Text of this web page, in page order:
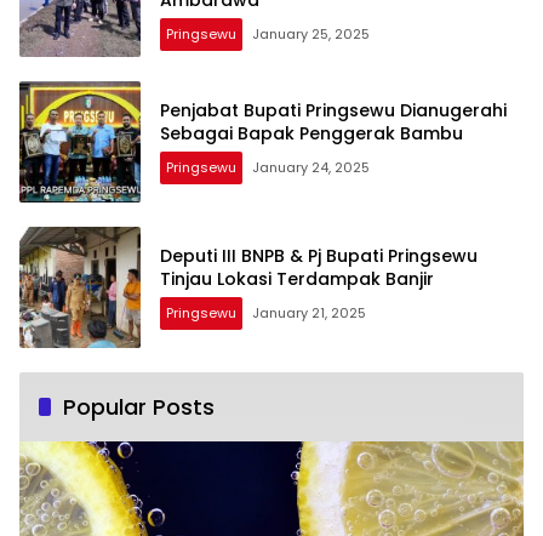
Pringsewu January 25, 2025
Penjabat Bupati Pringsewu Dianugerahi
Sebagai Bapak Penggerak Bambu
Pringsewu January 24, 2025
Deputi III BNPB & Pj Bupati Pringsewu
Tinjau Lokasi Terdampak Banjir
Pringsewu January 21, 2025
Popular Posts